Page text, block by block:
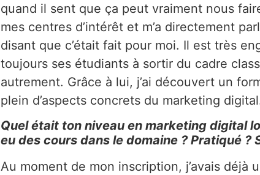
quand il sent que ça peut vraiment nous
mes centres d’intérêt et m’a directement
disant que c’était fait pour moi. Il est très
toujours ses étudiants à sortir du cadre
autrement. Grâce à lui, j’ai découvert un
plein d’aspects concrets du marketing
Quel était ton niveau en marketing digital
eu des cours dans le domaine ? Pratiqué ?
Au moment de mon inscription, j’avais déjà